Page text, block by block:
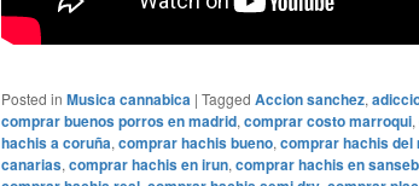
Posted in Musica cannabica | Tagged Accion sanchez,
comprar buenos porros en madrid, comprar costo marroqui,
hachis a coruña, comprar hachis bueno, comprar hachis del
canarias, comprar hachis en irun, comprar hachis en